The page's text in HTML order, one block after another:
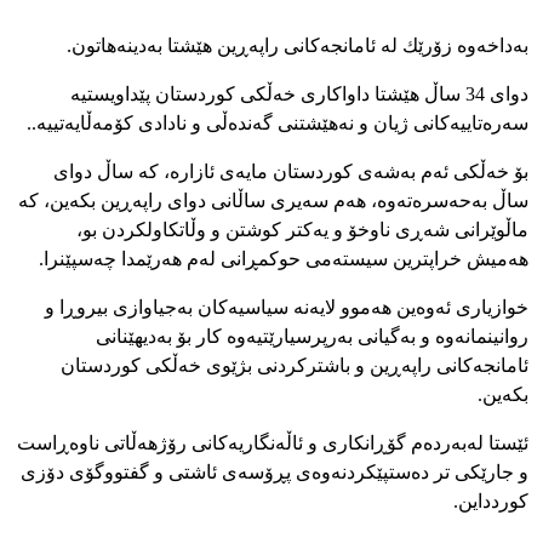
به‌داخه‌وه‌ زۆرێك له‌ ئامانجه‌كانی راپه‌ڕین هێشتا به‌دینه‌هاتون.
دوای 34 ساڵ هێشتا داواكاری خه‌ڵكی كوردستان پێداویستیه‌
سه‌ره‌تاییه‌كانی ژیان و نه‌هێشتنی گه‌نده‌ڵی و نادادی كۆمه‌ڵایه‌تییه‌..
بۆ خه‌ڵكی ئه‌م به‌شه‌ی كوردستان مایه‌ی ئازاره‌، كه‌ ساڵ دوای
ساڵ به‌حه‌سره‌ته‌وه‌، هه‌م سه‌یری ساڵانی دوای راپه‌ڕین بكه‌ین، كه‌
ماڵوێرانی شه‌ڕی ناوخۆ و یه‌كتر كوشتن و وڵاتكاولكردن بو،
هه‌میش خراپترین سیسته‌می حوكمڕانی له‌م هه‌رێمدا چه‌سپێنرا.
خوازیاری ئه‌وه‌ین هه‌موو لایه‌نه‌ سیاسیه‌كان به‌جیاوازی بیروڕا و
روانینمانه‌وه‌ و به‌گیانی به‌رپرسیارێتیه‌وه‌ كار بۆ به‌دیهێنانی
ئامانجه‌كانی راپه‌ڕین و باشتركردنی بژێوی خه‌ڵكی كوردستان
بكه‌ین.
ئێستا له‌به‌رده‌م گۆڕانكاری و ئاڵه‌نگاریه‌كانی رۆژهه‌ڵاتی ناوه‌ڕاست
و جارێكی تر ده‌ستپێكردنه‌وه‌ی پڕۆسه‌ی ئاشتی و گفتووگۆی دۆزی
كوردداین.